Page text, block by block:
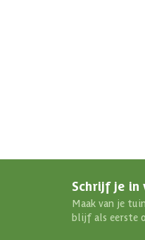
Schrijf je in
Maak van je
blijf als eerste